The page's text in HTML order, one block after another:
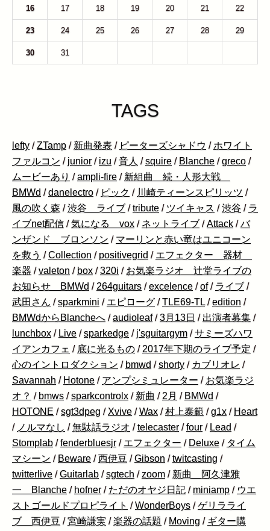
16 17 18 19 20 21 22
23 24 25 26 27 28 29
30 31
TAGS
lefty /ZTamp / 新曲発表 / ピーターズシャドウ / ホワイト
ファルコン / junior / izu /音人 /squire / Blanche /greco /
ムービーあり /ampli-fire / 新組曲 続・人形大戦
BMWd /danelectro / ピック / 川崎ティーンスピリッツ /
風の吹く森 /渋谷 ライブ /tribute / ツイキャス /渋谷 / ラ
イブnet配信 /気になる vox / ネットライブ /Attack /バ
ンザンド ブロンソン / マーリンと赤い竜はユニコーン
を救う /Collection / positivegrid / エフェクター 器材
楽器 /valeton / box /320i / お気楽ラジオ 辻堂ライブの
お知らせ BMWd / 264guitars /excelence /of / ライブ /
武田さん /sparkmini / エピローグ /TLE69-TL /edition /
BMWdからBlancheへ /audioleaf /3月13日 / 出演者募集 /
lunchbox / Live /sparkedge / j'sguitargym /サミーズハワ
イアンカフェ / 底に光るもの / 2017年下期のライブ予定 /
心のイントロダクション / bmwd /shorty / カブリオレ /
Savannah / Hotone / アンプシミュレーター / お気楽ラジ
オ？ / bmws /sparkcontrolx / 新曲 / 2月 / BMWd /
HOTONE /sgt3dpeg / Xvive /Wax /村上泰範 /g1x / Heart
/ ノルマなし /無駄話ラジオ /telecaster /four / Lead /
Stomplab /fenderbluesjr / エフェクター / Deluxe / タイム
マシーン / Beware /西伊豆 /Gibson /twitcasting /
twitterlive /Guitarlab /sgtech /zoom / 新曲 阿久津雅
一 Blanche / hofner / ただのオヤジ日記 / miniamp / ウエ
ストゴールドプロピライト /WonderBoys /ゲリラライ
ブ 西伊豆 /宮崎謙実 /楽器の話題 / Moving / ギター購